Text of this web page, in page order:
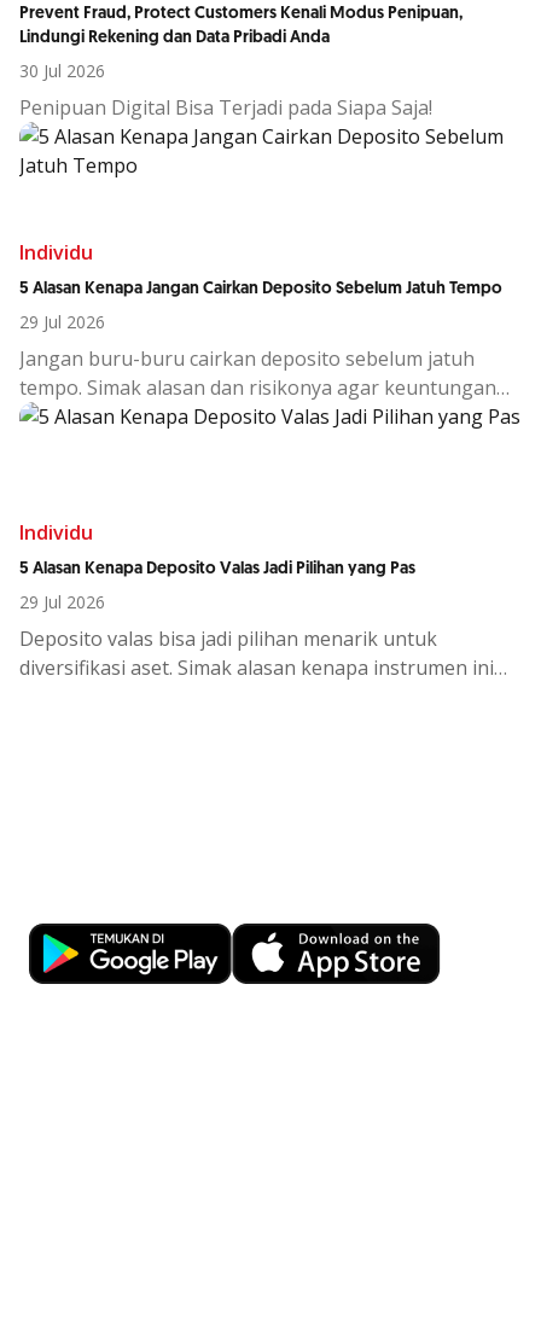
Prevent Fraud, Protect Customers Kenali Modus Penipuan,
Lindungi Rekening dan Data Pribadi Anda
30 Jul 2026
Penipuan Digital Bisa Terjadi pada Siapa Saja!
Individu
5 Alasan Kenapa Jangan Cairkan Deposito Sebelum Jatuh Tempo
29 Jul 2026
Jangan buru-buru cairkan deposito sebelum jatuh
tempo. Simak alasan dan risikonya agar keuntungan
investasi tetap maksimal.
Individu
5 Alasan Kenapa Deposito Valas Jadi Pilihan yang Pas
29 Jul 2026
Deposito valas bisa jadi pilihan menarik untuk
diversifikasi aset. Simakalasan kenapa instrumen ini